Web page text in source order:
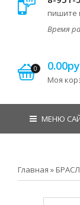
пишите
Время
0
Моя
МЕНЮ
Главная »